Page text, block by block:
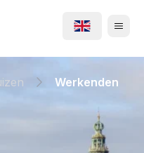
Werkenden